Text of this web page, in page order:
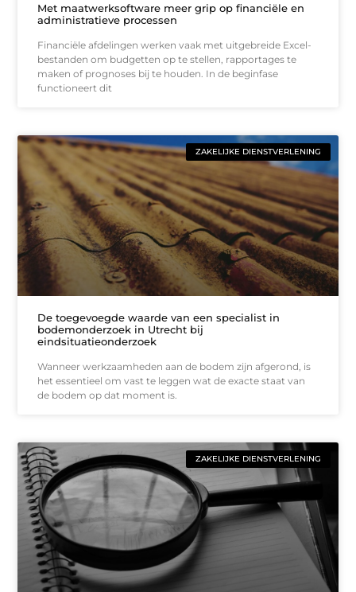
Met maatwerksoftware meer grip op financiële en
administratieve processen
Financiële afdelingen werken vaak met uitgebreide Excel-
bestanden om budgetten op te stellen, rapportages te
maken of prognoses bij te houden. In de beginfase
functioneert dit
ZAKELIJKE DIENSTVERLENING
De toegevoegde waarde van een specialist in
bodemonderzoek in Utrecht bij
eindsituatieonderzoek
Wanneer werkzaamheden aan de bodem zijn afgerond, is
het essentieel om vast te leggen wat de exacte staat van
de bodem op dat moment is.
ZAKELIJKE DIENSTVERLENING